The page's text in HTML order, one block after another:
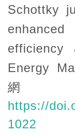
Schottky
efficiency
Energy
https://
1022